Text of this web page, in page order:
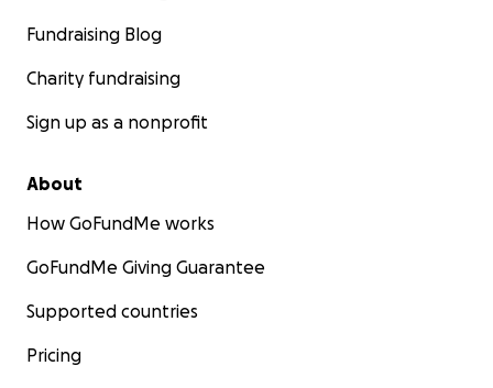
Fundraising Blog
Charity fundraising
Sign up as a nonprofit
About
How GoFundMe works
GoFundMe Giving Guarantee
Supported countries
Pricing